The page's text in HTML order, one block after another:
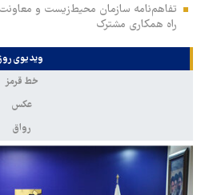
تفاهم‌نامه سازمان محیط‌زیست و
راه همکاری مشترک
ویدیوی
خط قرمز
عکس
رواق